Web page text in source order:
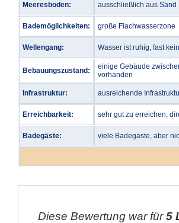
Meeresboden: ausschließlich aus Sand
Bademöglichkeiten: große Flachwasserzone
Wellengang: Wasser ist ruhig, fast
Bebauungszustand:
einige Gebäude
vorhanden
Infrastruktur: ausreichende
Erreichbarkeit: sehr gut zu erreichen,
Badegäste: viele Badegäste, aber
Diese Bewertung war für5